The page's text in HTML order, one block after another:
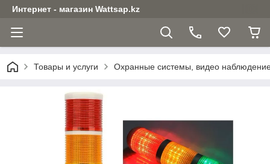
Интернет - магазин Wattsap.kz
Товары и услуги Охранные системы, видео